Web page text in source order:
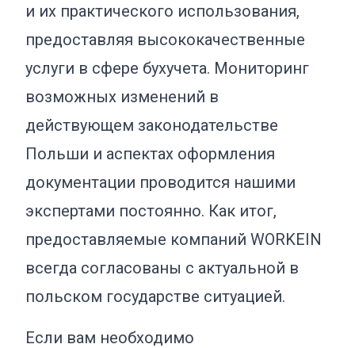
и их практического использования,
предоставляя высококачественные
услуги в сфере бухучета. Мониторинг
возможных изменений в
действующем законодательстве
Польши и аспектах оформления
документации проводится нашими
экспертами постоянно. Как итог,
предоставляемые компаний WORKEIN
всегда согласованы с актуальной в
польском государстве ситуацией.
Если вам необходимо